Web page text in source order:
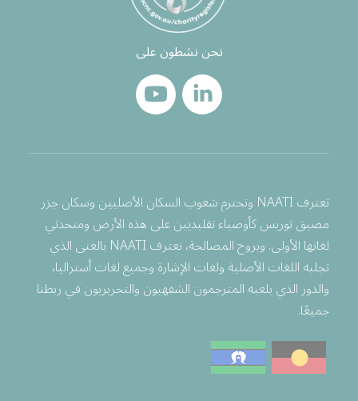
نحن نشطون على
تعترف NAATI وتحترم شعوب السكان الأصليين وسكان جزر
مضيق توريس كأوصياء تقليديين على هذه الأرض ومتحدثي
لغاتها الأولى. وبروح المصالحة، تعترف NAATI بالغنى الذي
تجلبه اللغات الأصلية ولغات الإشارة وجميع لغات أستراليا،
والدور الذي يلعبه المترجمون الشفهيون والتحريريون في ربطنا
جميعًا.